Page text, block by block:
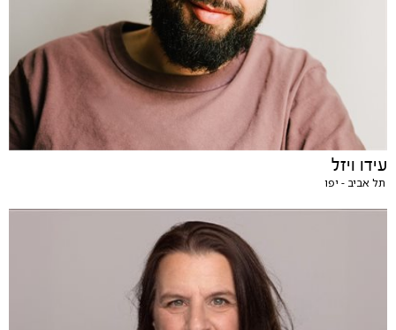
עידו ויזל
תל אביב - יפו